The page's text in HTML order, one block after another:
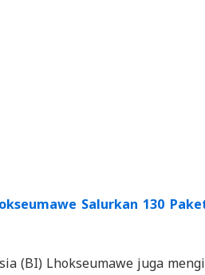
Salurkan 130
(BI) Lhokseumawe juga